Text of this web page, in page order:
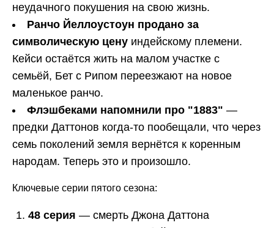
неудачного покушения на свою жизнь.
Ранчо Йеллоустоун продано за
символическую цену индейскому племени.
Кейси остаётся жить на малом участке с
семьёй, Бет с Рипом переезжают на новое
маленькое ранчо.
Флэшбеками напомнили про "1883" —
предки Даттонов когда-то пообещали, что через
семь поколений земля вернётся к коренным
народам. Теперь это и произошло.
Ключевые серии пятого сезона:
48 серия — смерть Джона Даттона